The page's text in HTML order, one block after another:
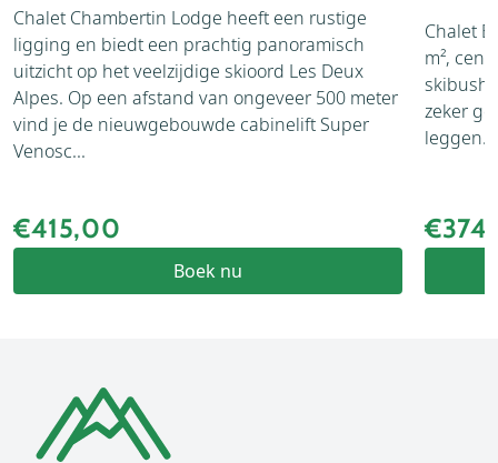
Chalet Chambertin Lodge heeft een rustige
ligging en biedt een prachtig panoramisch
uitzicht op het veelzijdige skioord Les Deux
Alpes. Op een afstand van ongeveer 500 meter
vind je de nieuwgebouwde cabinelift Super
Venosc...
€415,00
Boek nu
Chalet
m²,
zeker
leggen.